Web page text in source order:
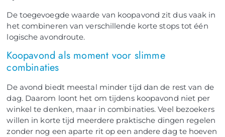
De toegevoegde waarde van koopavond zit dus vaak in
het combineren van verschillende korte stops tot één
logische avondroute.
Koopavond als moment voor slimme
combinaties
De avond biedt meestal minder tijd dan de rest van de
dag. Daarom loont het om tijdens koopavond niet per
winkel te denken, maar in combinaties. Veel bezoekers
willen in korte tijd meerdere praktische dingen regelen
zonder nog een aparte rit op een andere dag te hoeven